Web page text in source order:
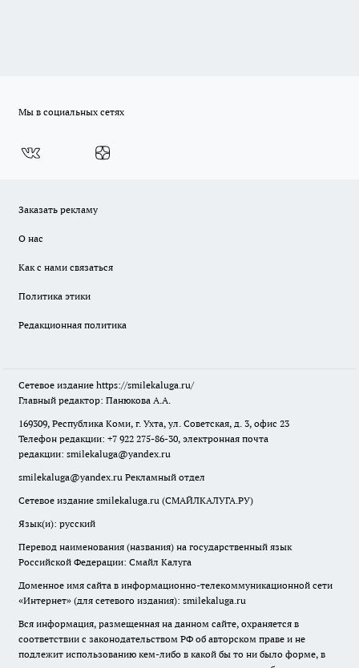
Мы в социальных сетях
Заказать рекламу
О нас
Как с нами связаться
Политика этики
Редакционная политика
Сетевое издание https://smilekaluga.ru/
Главный редактор: Панюкова А.А.
169309, Республика Коми, г. Ухта, ул. Советская, д. 3, офис 23
Телефон редакции: +7 922 275-86-30, электронная почта
редакции: smilekaluga@yandex.ru
smilekaluga@yandex.ru Рекламный отдел
Сетевое издание smilekaluga.ru (СМАЙЛКАЛУГА.РУ)
Язык(и): русский
Перевод наименования (названия) на государственный язык
Российской Федерации: Смайл Калуга
Доменное имя сайта в информационно-телекоммуникационной сети
«Интернет» (для сетевого издания): smilekaluga.ru
Вся информация, размещенная на данном сайте, охраняется в
соответствии с законодательством РФ об авторском праве и не
подлежит использованию кем-либо в какой бы то ни было форме, в